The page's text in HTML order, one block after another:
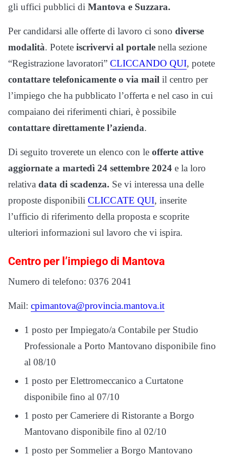
gli uffici pubblici di Mantova e Suzzara.
Per candidarsi alle offerte di lavoro ci sono diverse
modalità. Potete iscrivervi al portale nella sezione
“Registrazione lavoratori” CLICCANDO QUI, potete
contattare telefonicamente o via mail il centro per
l’impiego che ha pubblicato l’offerta e nel caso in cui
compaiano dei riferimenti chiari, è possibile
contattare direttamente l’azienda.
Di seguito troverete un elenco con le offerte attive
aggiornate a martedì 24 settembre 2024 e la loro
relativa data di scadenza. Se vi interessa una delle
proposte disponibili CLICCATE QUI, inserite
l’ufficio di riferimento della proposta e scoprite
ulteriori informazioni sul lavoro che vi ispira.
Centro per l’impiego di Mantova
Numero di telefono: 0376 2041
Mail: cpimantova@provincia.mantova.it
1 posto per Impiegato/a Contabile per Studio
Professionale a Porto Mantovano disponibile fino
al 08/10
1 posto per Elettromeccanico a Curtatone
disponibile fino al 07/10
1 posto per Cameriere di Ristorante a Borgo
Mantovano disponibile fino al 02/10
1 posto per Sommelier a Borgo Mantovano